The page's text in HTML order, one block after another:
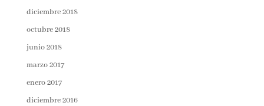
diciembre 2018
octubre 2018
junio 2018
marzo 2017
enero 2017
diciembre 2016